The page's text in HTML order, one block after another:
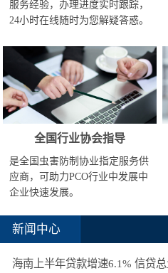
服务经验，办理进度实时跟踪，
24小时在线随时为您解疑答惑。
全国行业协会指导
是全国虫害防制协业指定服务供
应商，可助力PCO行业中发展中
企业快速发展。
新闻中心